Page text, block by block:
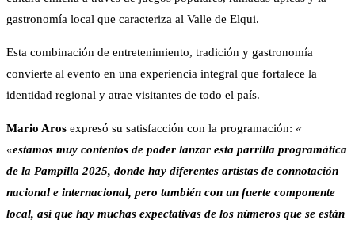
gastronomía local que caracteriza al Valle de Elqui.
Esta combinación de entretenimiento, tradición y gastronomía
convierte al evento en una experiencia integral que fortalece la
identidad regional y atrae visitantes de todo el país.
Mario Aros expresó su satisfacción con la programación: «
«estamos muy contentos de poder lanzar esta parrilla programática
de la Pampilla 2025, donde hay diferentes artistas de connotación
nacional e internacional, pero también con un fuerte componente
local, así que hay muchas expectativas de los números que se están